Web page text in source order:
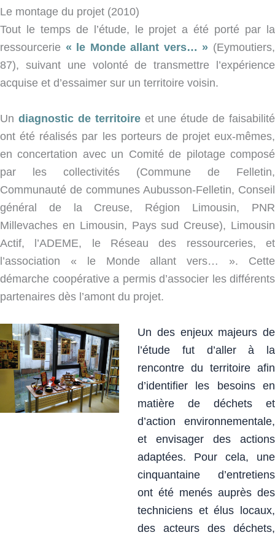
Le montage du projet (2010)
Tout le temps de l’étude, le projet a été porté par la
ressourcerie « le Monde allant vers… » (Eymoutiers,
87), suivant une volonté de transmettre l’expérience
acquise et d’essaimer sur un territoire voisin.
Un diagnostic de territoireet une étude de faisabilité
ont été réalisés par les porteurs de projet eux-mêmes,
en concertation avec un Comité de pilotage composé
par les collectivités (Commune de Felletin,
Communauté de communes Aubusson-Felletin, Conseil
général de la Creuse, Région Limousin, PNR
Millevaches en Limousin, Pays sud Creuse), Limousin
Actif, l’ADEME, le Réseau des ressourceries, et
l’association « le Monde allant vers… ». Cette
démarche coopérative a permis d’associer les différents
partenaires dès l’amont du projet.
Un des enjeux majeurs de
l’étude fut d’aller à la
rencontre du territoire afin
d’identifier les besoins en
matière de déchets et
d’action environnementale,
et envisager des actions
adaptées.
Pour cela, une
cinquantaine d’entretiens
ont été menés auprès des
techniciens et élus locaux,
des acteurs des déchets,